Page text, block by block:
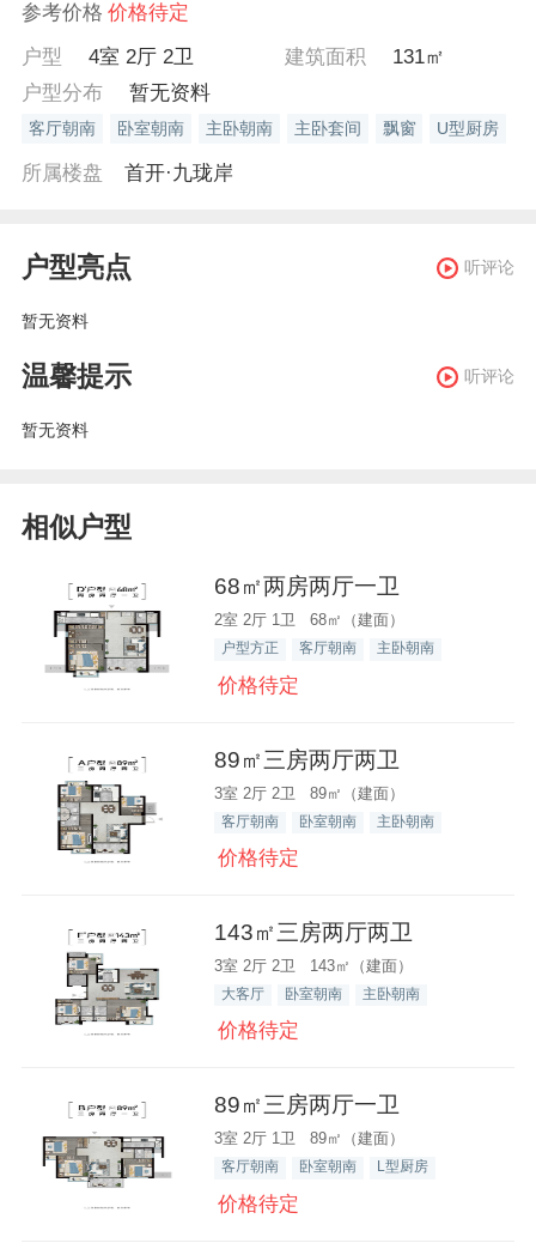
参考价格 价格待定
户型
4室 2厅 2卫 建筑面积
131㎡
户型分布
暂无资料
客厅朝南 卧室朝南 主卧朝南 主卧套间 飘窗 U型厨房
所属楼盘 首开·九珑岸
户型亮点 听评论
暂无资料
温馨提示 听评论
暂无资料
相似户型
68㎡两房两厅一卫
2室 2厅 1卫 68㎡（建面）
户型方正 客厅朝南 主卧朝南
价格待定
89㎡三房两厅两卫
3室 2厅 2卫 89㎡（建面）
客厅朝南 卧室朝南 主卧朝南
价格待定
143㎡三房两厅两卫
3室 2厅 2卫 143㎡（建面）
大客厅 卧室朝南 主卧朝南
价格待定
89㎡三房两厅一卫
3室 2厅 1卫 89㎡（建面）
客厅朝南 卧室朝南 L型厨房
价格待定